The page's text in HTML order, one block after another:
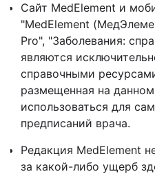
Сайт MedElement и
"MedElement
Pro", "Заболевания:
являются
справочными
размещенная на
использоваться для
предписаний врача.
Редакция MedElement
за какой-либо ущерб